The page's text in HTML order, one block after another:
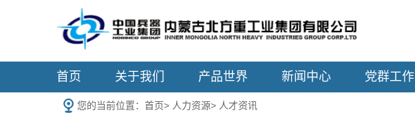
首页 关于我们 产品世界 新闻中心 党群工作
您的当前位置： 首页> 人力资源> 人才资讯